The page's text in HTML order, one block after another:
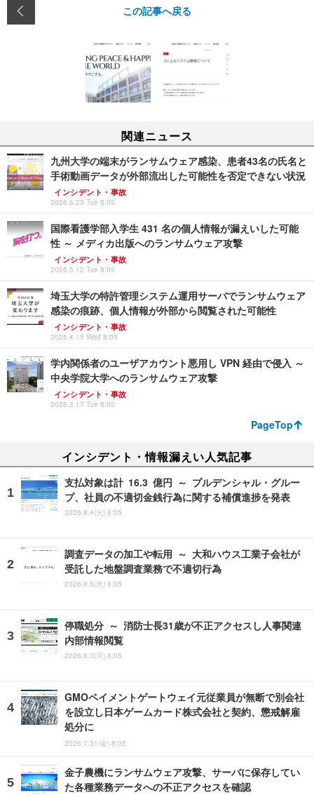
この記事へ戻る
関連ニュース
九州大学の端末がランサムウェア感染、患者43名の氏名と
手術動画データが外部流出した可能性を否定できない状況
インシデント・事故
2026.6.23 Tue 8:05
国際看護学部入学生 431 名の個人情報が漏えいした可能
性 ～ メディカ出版へのランサムウェア攻撃
インシデント・事故
2026.5.12 Tue 8:05
埼玉大学の特許管理システム運用サーバでランサムウェア
感染の痕跡、個人情報が外部から閲覧された可能性
インシデント・事故
2026.4.15 Wed 8:05
学内関係者のユーザアカウント悪用し VPN 経由で侵入 ～
中央学院大学へのランサムウェア攻撃
インシデント・事故
2026.3.17 Tue 8:05
PageTop
インシデント・情報漏えい人気記事
支払対象は計 16.3 億円 ～ プルデンシャル・グルー
プ、社員の不適切金銭行為に関する補償進捗を発表
2026.8.4(火) 8:05
調査データの加工や転用 ～ 大和ハウス工業子会社が
受託した地盤調査業務で不適切行為
2026.8.5(水) 8:05
停職処分 ～ 消防士長31歳が不正アクセスし人事関連
内部情報閲覧
2026.8.3(月) 8:05
GMOペイメントゲートウェイ元従業員が無断で別会社
を設立し日本ゲームカード株式会社と契約、懲戒解雇
処分に
2026.7.31(金) 8:05
金子農機にランサムウェア攻撃、サーバに保存してい
た各種業務データへの不正アクセスを確認